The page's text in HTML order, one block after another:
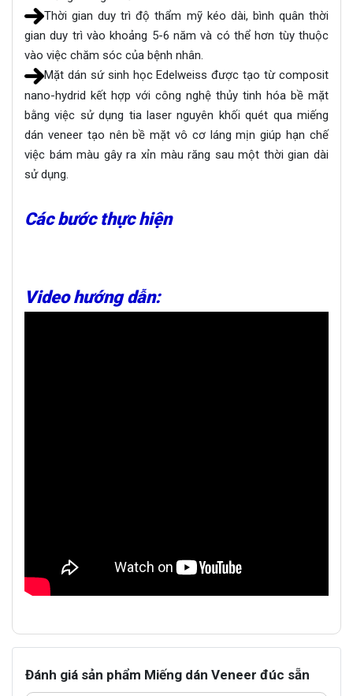
Thời gian duy trì độ thẩm mỹ kéo dài, bình quân thời
gian duy trì vào khoảng 5-6 năm và có thể hơn tùy thuộc
vào việc chăm sóc của bệnh nhân.
Mặt dán sứ sinh học Edelweiss được tạo từ composit
nano-hydrid kết hợp với công nghệ thủy tinh hóa bề mặt
bằng việc sử dụng tia laser nguyên khối quét qua miếng
dán veneer tạo nên bề mặt vô cơ láng mịn giúp hạn chế
việc bám màu gây ra xỉn màu răng sau một thời gian dài
sử dụng.
Các bước thực hiện
Video hướng dẫn:
Đánh giá sản phẩm Miếng dán Veneer đúc sẵn